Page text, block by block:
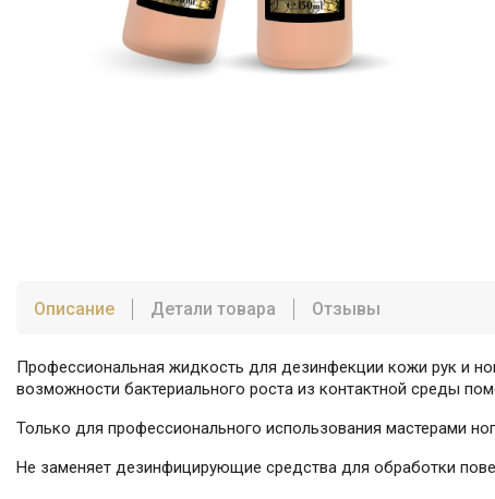
Описание Детали товара Отзывы
Профессиональная жидкость для дезинфекции кожи рук и
возможности бактериального роста из контактной среды
Только для профессионального использования мастерами
Не заменяет дезинфицирующие средства для обработки